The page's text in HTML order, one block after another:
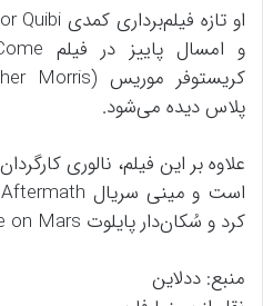
پلاس دیده می‌شود.
علاوه بر این فیلم‌، نالوری
کرد و سُکان‌دار پایلوت Life on Mars و Hustle است.
منبع: ددلاین